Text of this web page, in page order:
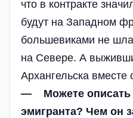
что в контракте
будут на Западном
большевиками не
на Севере. А
Архангельска вместе
— Можете описать
эмигранта? Чем он